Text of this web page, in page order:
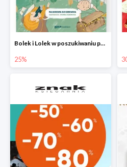
Bolek i Lolek w poszukiwaniu polskich skarbów
25%